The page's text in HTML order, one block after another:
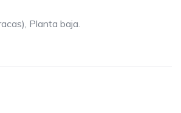
Planta baja.